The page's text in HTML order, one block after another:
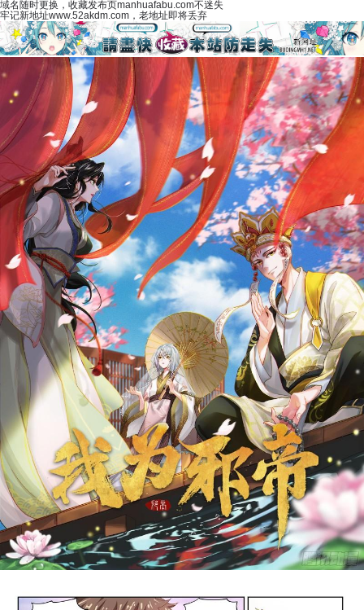
域名随时更换，收藏发布页manhuafabu.com不迷失
牢记新地址www.52akdm.com，老地址即将丢弃